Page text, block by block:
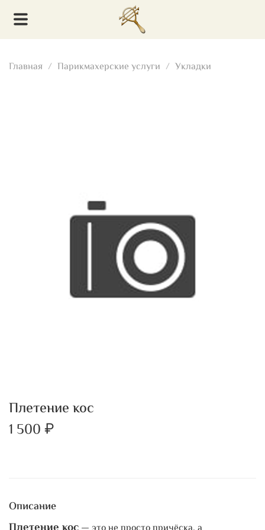
Главная Парикмахерские услуги Укладки
Плетение кос
1 500 ₽
Описание